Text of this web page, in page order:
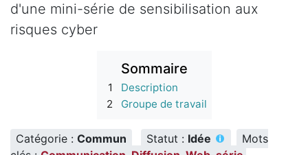
d'une mini-série de sensibilisation aux
risques cyber
Sommaire
1
Description
2
Groupe de travail
Catégorie : Commun Statut : Idée
Mots